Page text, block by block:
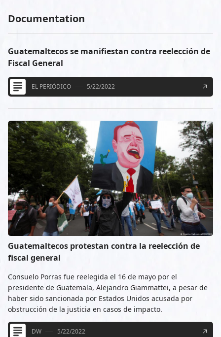
Documentation
Guatemaltecos se manifiestan contra reelección de
Fiscal General
EL PERIÓDICO 5/22/2022
Guatemaltecos protestan contra la reelección de
fiscal general
Consuelo Porras fue reelegida el 16 de mayo por el
presidente de Guatemala, Alejandro Giammattei, a pesar de
haber sido sancionada por Estados Unidos acusada por
obstrucción de la justicia en casos de impacto.
DW 5/22/2022